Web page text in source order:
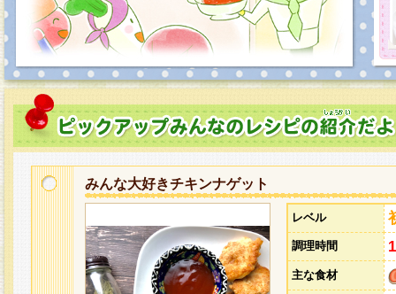
みんな大好きチキンナゲット
レベル
調理時間
主な食材